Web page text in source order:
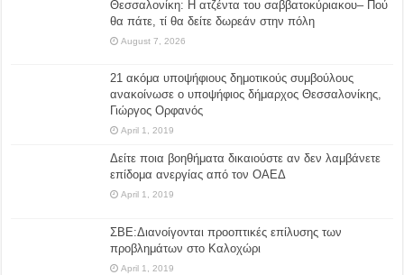
Θεσσαλονίκη: Η ατζέντα του σαββατοκύριακου– Πού
θα πάτε, τί θα δείτε δωρεάν στην πόλη
August 7, 2026
21 ακόμα υποψήφιους δημοτικούς συμβούλους
ανακοίνωσε ο υποψήφιος δήμαρχος Θεσσαλονίκης,
Γιώργος Ορφανός
April 1, 2019
Δείτε ποια βοηθήματα δικαιούστε αν δεν λαμβάνετε
επίδομα ανεργίας από τον ΟΑΕΔ
April 1, 2019
ΣΒΕ:Διανοίγονται προοπτικές επίλυσης των
προβλημάτων στο Καλοχώρι
April 1, 2019